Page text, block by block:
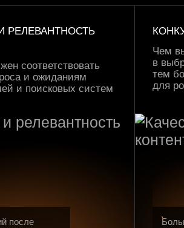
РЕЛЕВАНТНОСТЬ
соответствовать
и ожиданиям
и поисковых систем
после
Чем
в
тем
для